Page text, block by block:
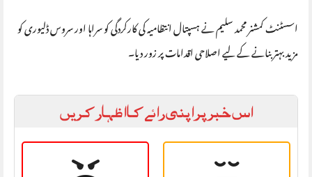
اسسٹنٹ کمشنر محمد سلیم نے ہسپتال انتظامیہ کی کارکردگی کو سراہا اور سروس ڈلیوری کو
مزید بہتر بنانے کے لیے اصلاحی اقدامات پر زور دیا۔
اس خبر پر اپنی رائے کا اظہار کریں